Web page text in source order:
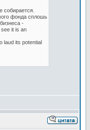
собирается.
фонда сплошь
-
it is an
laud its potential